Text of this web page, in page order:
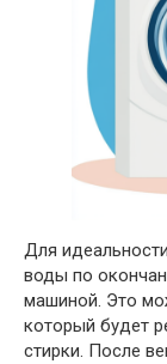
Для
воды по
машиной. Это
который будет
стирки. После